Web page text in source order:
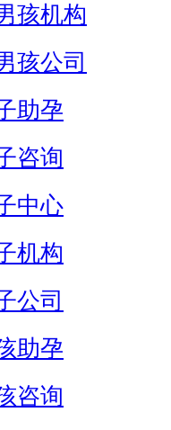
孩机构
孩公司
助孕
咨询
中心
机构
公司
助孕
咨询